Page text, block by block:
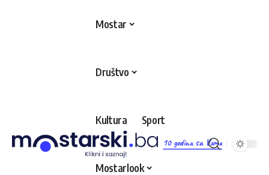
10 godina sa Vama
Mostar
Društvo
Kultura Sport
Mostarlook